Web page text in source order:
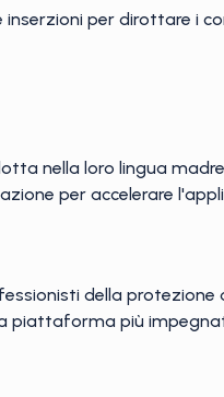
per dirottare i
nella loro lingua
per accelerare
della protezione
piattaforma più